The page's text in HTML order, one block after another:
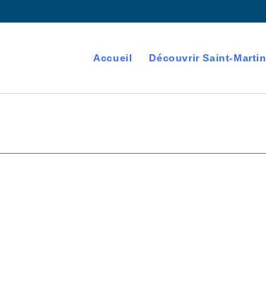
Accueil Découvrir Saint-Martin